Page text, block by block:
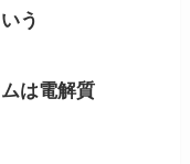
う
は電解質